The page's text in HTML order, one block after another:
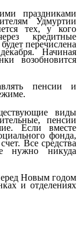
праздниками
Удмуртии
тех, у кого
кредитные
перечислена
Начиная
возобновится
пенсии и
виды
пенсии
Если вместе
фонда,
Все средства
нужно никуда
Новым годом
и отделениях